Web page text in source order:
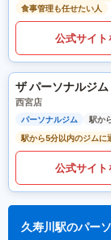
食事管理も任せたい人
公式サイト
ザ パーソナルジ
西宮店
パーソナルジム
駅か
駅から5分以内のジムに
公式サイト
久寿川駅のパー